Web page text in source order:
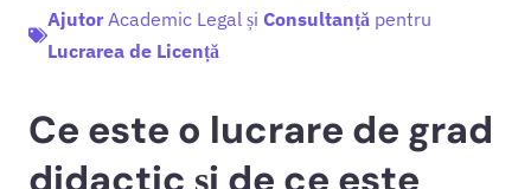
Ajutor Academic Legal și Consultanță pentru
Lucrarea de Licență
Ce este o lucrare de grad